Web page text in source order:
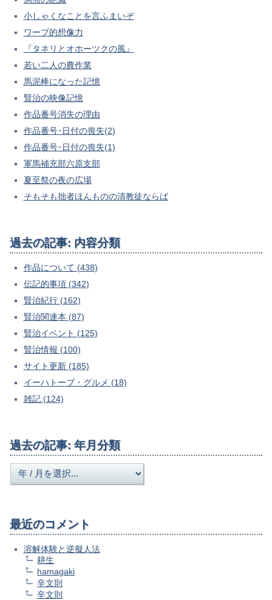
小しゃくなことを言ふまいぞ
ワープ的想像力
『タネリとオホーツクの風』
若い二人の農作業
馬泥棒になった記憶
賢治の映像記憶
作品番号消失の理由
作品番号･日付の喪失(2)
作品番号･日付の喪失(1)
軍馬補充部六原支部
夏至祭の夜の広場
そもそも拙者ほんものの清教徒ならば
過去の記事: 内容分類
作品について (438)
伝記的事項 (342)
賢治紀行 (162)
賢治関連本 (87)
賢治イベント (125)
賢治情報 (100)
サイト更新 (185)
イーハトーブ・グルメ (18)
雑記 (124)
過去の記事: 年月分類
最近のコメント
溶解体験と逆擬人法
耕生
hamagaki
辛文則
辛文則